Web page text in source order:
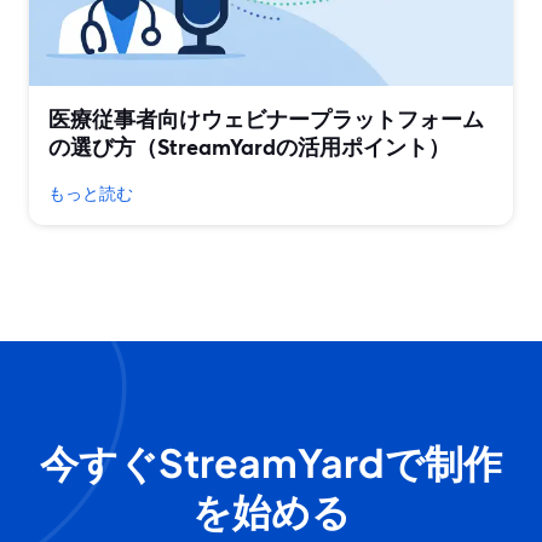
医療従事者向けウェビナープラットフォーム
の選び方（StreamYardの活用ポイント）
もっと読む
今すぐStreamYardで制作
を始める